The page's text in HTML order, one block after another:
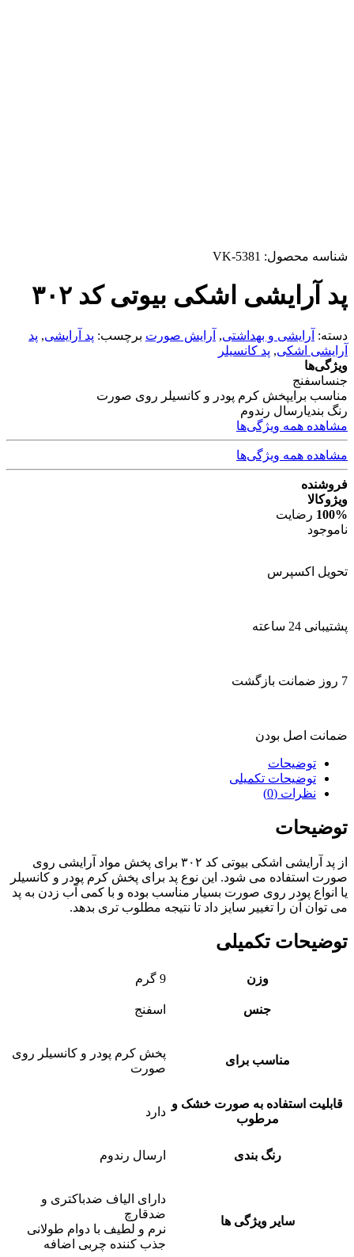
شناسه محصول: VK-5381
پد آرایشی اشکی بیوتی کد ۳۰۲
دسته: آرایشی و بهداشتی, آرایش صورت برچسب: پد آرایشی, پد
آرایشی اشکی, پد کانسیلر
ویژگی‌ها
جنساسفنج
مناسب برایپخش کرم پودر و کانسیلر روی صورت
رنگ بندیارسال رندوم
مشاهده همه ویژگی‌ها
مشاهده همه ویژگی‌ها
فروشنده
ویژوکالا
100% رضایت
ناموجود
تحویل اکسپرس
پشتیبانی 24 ساعته
7 روز ضمانت بازگشت
ضمانت اصل بودن
توضیحات
توضیحات تکمیلی
نظرات (0)
توضیحات
از پد آرایشی اشکی بیوتی کد ۳۰۲ برای پخش مواد آرایشی روی
صورت استفاده می شود. این نوع پد برای پخش کرم پودر و کانسیلر
یا انواع پودر روی صورت بسیار مناسب بوده و با کمی آب زدن به پد
می توان آن را تغییر سایز داد تا نتیجه مطلوب تری بدهد.
توضیحات تکمیلی
وزن 9 گرم
جنس اسفنج
مناسب برای
پخش کرم پودر و کانسیلر روی
صورت
قابلیت استفاده به صورت خشک و
مرطوب
دارد
رنگ بندی ارسال رندوم
سایر ویژگی ها
دارای الیاف ضدباکتری و
ضدقارچ
نرم و لطیف با دوام طولانی
جذب کننده چربی اضافه